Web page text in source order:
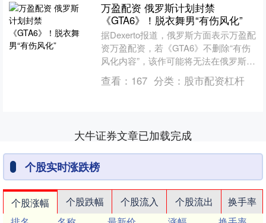
万盈配资 俄罗斯计划封禁
《GTA6》！脱衣舞男“有伤风化”
据Dexerto报道，俄罗斯方面表示万盈配
资万盈配资，若《GTA6》不删除“有伤
风化内容”，该作可能将无法在俄罗斯发
售。据介绍，俄罗斯高层相关人士在接
受采访时，....
查看： 167 分类： 股市配资杠杆
大牛证券文章已加载完成
个股实时涨跌榜
个股涨幅 个股跌幅 个股流入 个股流出
换手率